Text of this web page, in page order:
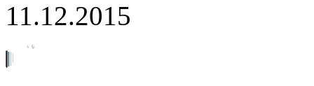
11.12.2015